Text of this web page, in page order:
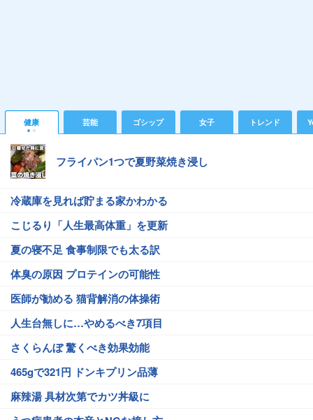
健康 芸能 ゴシップ 女子 トレンド
フライパン1つで夏野菜焼き浸し
冷蔵庫を見れば貯まる家かわかる
こじるり「人生最高体重」を更新
夏の寝不足 食事制限でも太る訳
体臭の原因 プロテインの可能性
医師が勧める 猫背解消の体操術
人生台無しに…やめるべき7項目
さくらんぼ 驚くべき効果効能
465gで321円 ドンキプリン品薄
麻辣湯 具材次第でカツ丼級に